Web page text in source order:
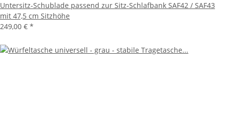
Untersitz-Schublade passend zur Sitz-Schlafbank SAF42 / SAF43
mit 47,5 cm Sitzhöhe
249,00 € *